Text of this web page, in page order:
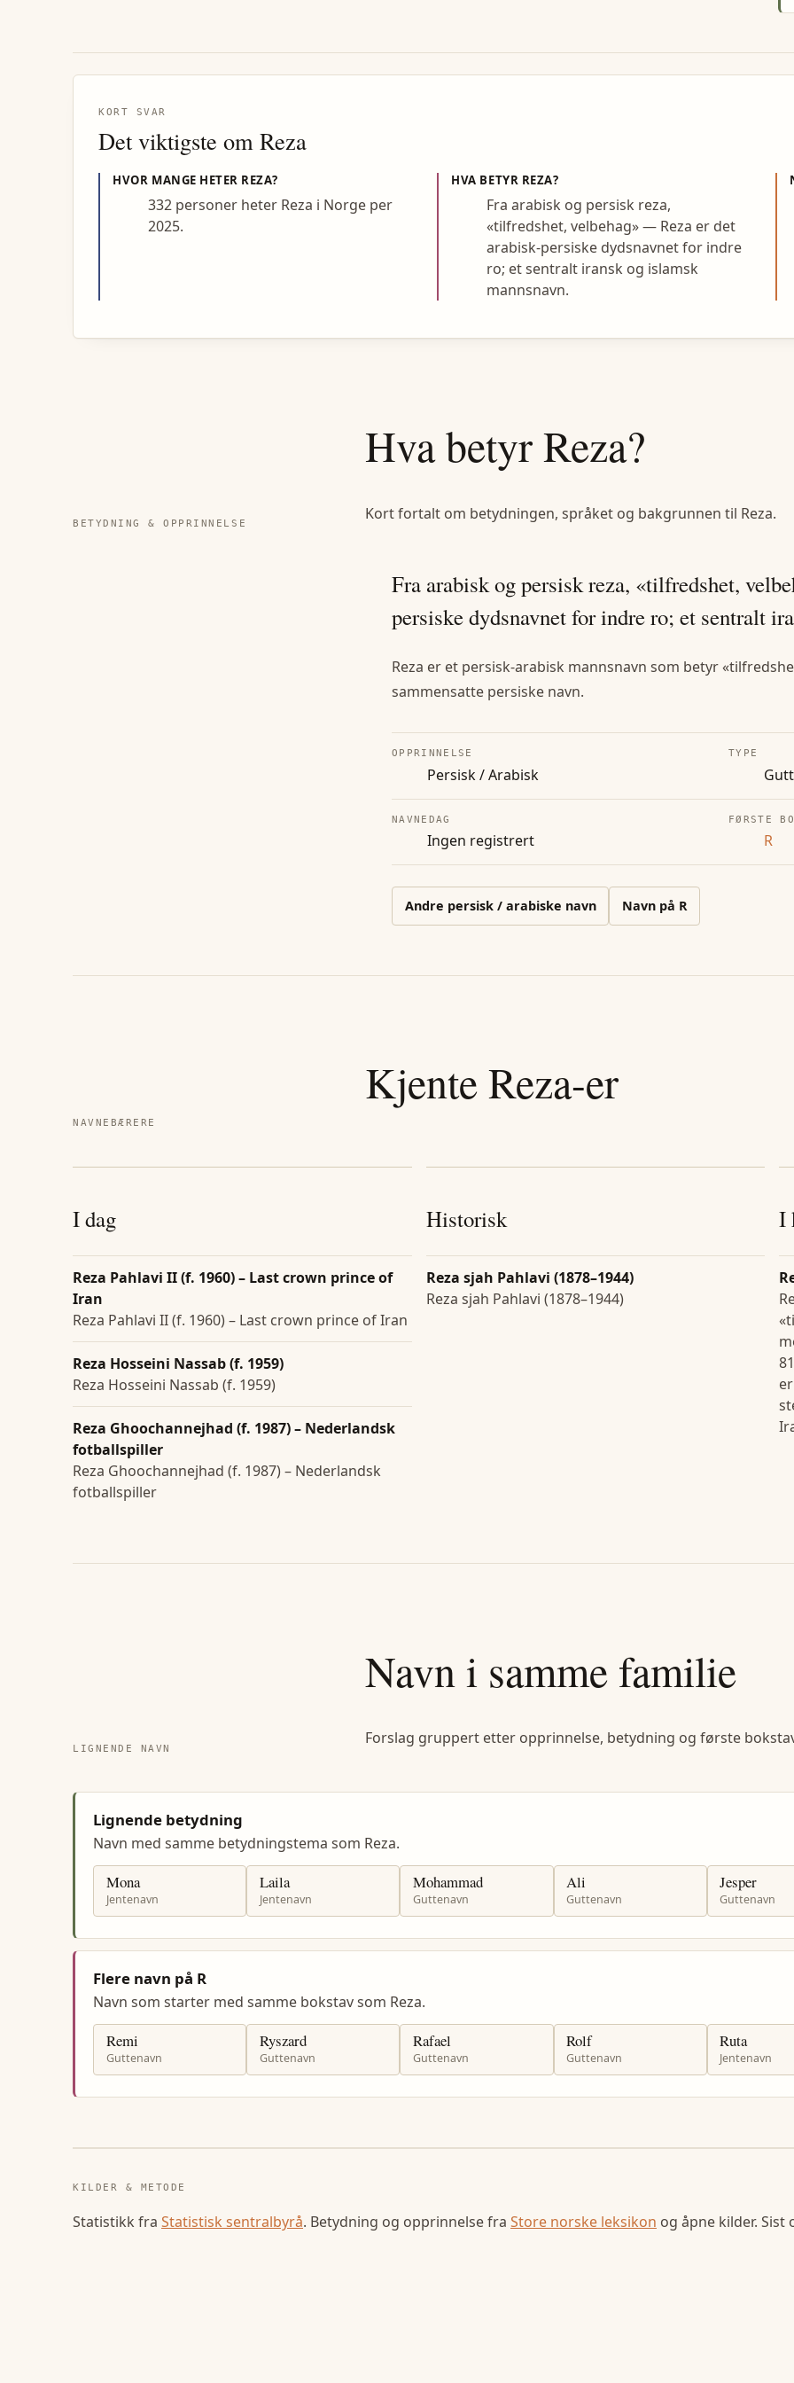
KORT SVAR
Det viktigste om Reza
HVOR MANGE HETER REZA?
332 personer heter Reza i Norge per
2025.
HVA BETYR REZA?
Fra arabisk og persisk reza,
«tilfredshet, velbehag» — Reza er det
arabisk-persiske dydsnavnet for indre
ro; et sentralt iransk og islamsk
mannsnavn.
BETYDNING & OPPRINNELSE
Hva betyrReza?
Kort fortalt om betydningen, språket og bakgrunnen til Reza.
Fra arabisk og persisk reza, «tilfredshet,
persiske dydsnavnet for indre ro; et sentralt
Reza er et persisk-arabisk mannsnavn som betyr
sammensatte persiske navn.
OPPRINNELSE
Persisk / Arabisk
TYPE
NAVNEDAG
Ingen registrert
FØRSTE
R
Andre persisk / arabiske navn Navn på R
NAVNEBÆRERE
KjenteReza-er
I dag
Reza Pahlavi II (f. 1960) – Last crown prince of
Iran
Reza Pahlavi II (f. 1960) – Last crown prince of Iran
Reza Hosseini Nassab (f. 1959)
Reza Hosseini Nassab (f. 1959)
Reza Ghoochannejhad (f. 1987) – Nederlandsk
fotballspiller
Reza Ghoochannejhad (f. 1987) – Nederlandsk
fotballspiller
Historisk
Reza sjah Pahlavi (1878–1944)
Reza sjah Pahlavi (1878–1944)
I
LIGNENDE NAVN
Navn i samme familie
Forslag gruppert etter opprinnelse, betydning og første
Lignende betydning
Navn med samme betydningstema som Reza.
Mona
Jentenavn
Laila
Jentenavn
Mohammad
Guttenavn
Ali
Guttenavn
Jesper
Guttenavn
Flere navn på R
Navn som starter med samme bokstav som Reza.
Remi
Guttenavn
Ryszard
Guttenavn
Rafael
Guttenavn
Rolf
Guttenavn
Ruta
Jentenavn
KILDER & METODE
Statistikk fra Statistisk sentralbyrå. Betydning og opprinnelse fra Store norske leksikon og åpne kilder. Sist